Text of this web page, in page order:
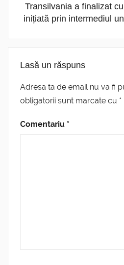
Transilvania a finalizat
inițiată prin intermediul
Lasă un răspuns
Adresa ta de email nu va fi
obligatorii sunt marcate cu *
Comentariu *